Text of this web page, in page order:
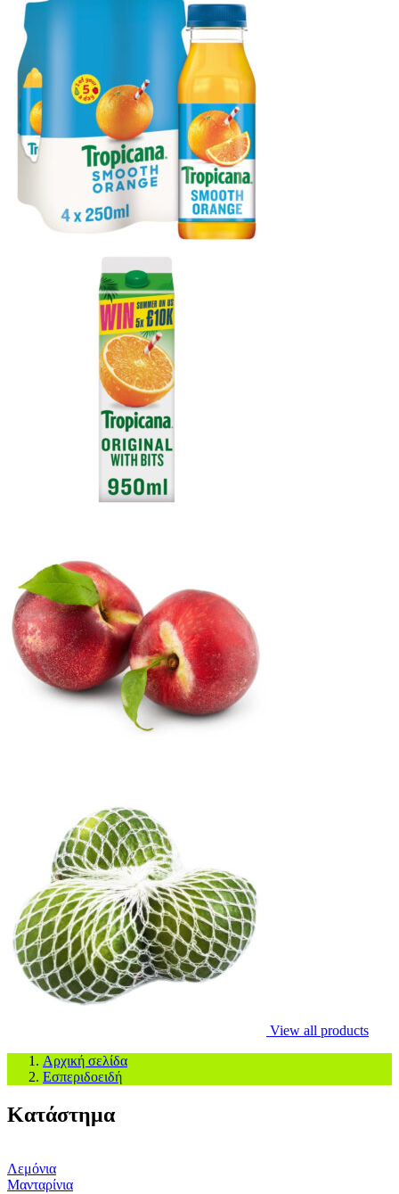
View all products
Αρχική σελίδα
Εσπεριδοειδή
Κατάστημα
Λεμόνια
Μανταρίνια